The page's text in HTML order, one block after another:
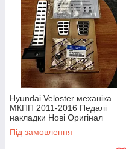
Hyundai Veloster механіка
МКПП 2011-2016 Педалі
накладки Нові Оригінал
Під замовлення